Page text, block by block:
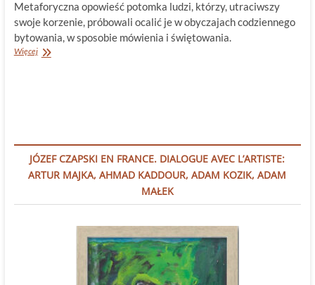
Metaforyczna opowieść potomka ludzi, którzy, utraciwszy
swoje korzenie, próbowali ocalić je w obyczajach codziennego
bytowania, w sposobie mówienia i świętowania.
WięcejZapach
JÓZEF CZAPSKI EN FRANCE. DIALOGUE AVEC L’ARTISTE:
ARTUR MAJKA, AHMAD KADDOUR, ADAM KOZIK, ADAM
MAŁEK